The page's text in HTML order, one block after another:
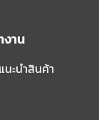
งาน
ะนําสินค้า